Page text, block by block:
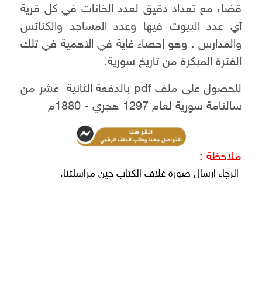
قضاء مع تعداد دقيق لعدد الخانات في كل قرية
أي عدد البيوت فيها وعدد المساجد والكنائس
والمدارس . وهو إحصاء غاية في الاهمية في تلك
الفترة المبكرة من تاريخ سورية.
للحصول على ملف pdf بالدفعة الثانية عشر من
سالنامة سورية لعام 1297 هجري - 1880م
ملاحظة :
الرجاء ارسال صورة غلاف الكتاب حين مراسلتنا.